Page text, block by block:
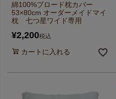
綿100%ブロード枕カバー
53×80cm オーダーメイドマイ
枕 七つ星ワイド専用
¥2,200税込
カートに入れる